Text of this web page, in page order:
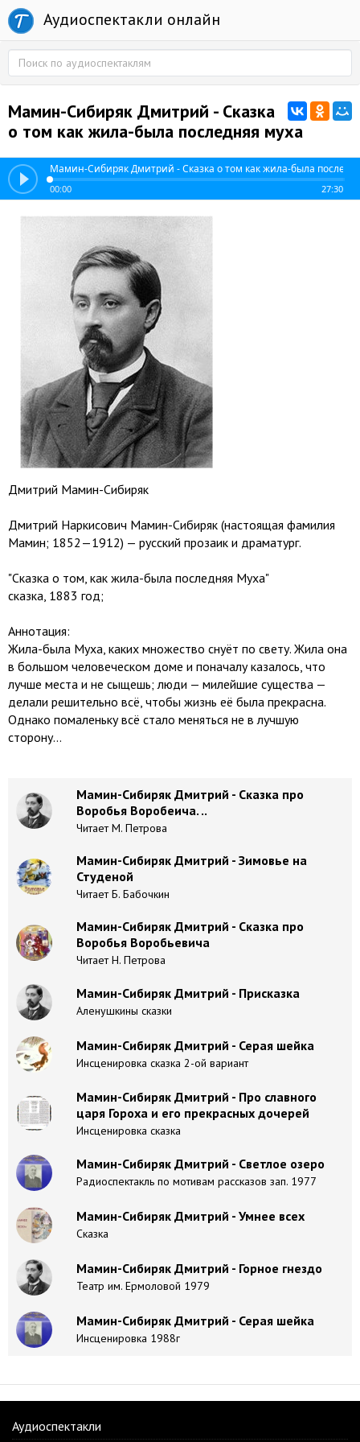
Аудиоспектакли онлайн
Мамин-Сибиряк Дмитрий - Сказка
о том как жила-была последняя муха
Мамин-Сибиряк Дмитрий - Сказка о том как жила-была
00:00 27:30
Дмитрий Мамин-Сибиряк
Дмитрий Наркисович Мамин-Сибиряк (настоящая фамилия
Мамин; 1852—1912) — русский прозаик и драматург.
"Сказка о том, как жила-была последняя Муха"
сказка, 1883 год;
Аннотация:
Жила-была Муха, каких множество снуёт по свету. Жила она
в большом человеческом доме и поначалу казалось, что
лучше места и не сыщешь; люди — милейшие существа —
делали решительно всё, чтобы жизнь её была прекрасна.
Однако помаленьку всё стало меняться не в лучшую
сторону...
Мамин-Сибиряк Дмитрий - Сказка про
Воробья Воробеича. ..
Читает М. Петрова
Мамин-Сибиряк Дмитрий - Зимовье на
Студеной
Читает Б. Бабочкин
Мамин-Сибиряк Дмитрий - Сказка про
Воробья Воробьевича
Читает Н. Петрова
Мамин-Сибиряк Дмитрий - Присказка
Аленушкины сказки
Мамин-Сибиряк Дмитрий - Серая шейка
Инсценировка сказка 2-ой вариант
Мамин-Сибиряк Дмитрий - Про славного
царя Гороха и его прекрасных дочерей
Инсценировка сказка
Мамин-Сибиряк Дмитрий - Светлое озеро
Радиоспектакль по мотивам рассказов зап. 1977
Мамин-Сибиряк Дмитрий - Умнее всех
Сказка
Мамин-Сибиряк Дмитрий - Горное гнездо
Театр им. Ермоловой 1979
Мамин-Сибиряк Дмитрий - Серая шейка
Инсценировка 1988г
Аудиоспектакли